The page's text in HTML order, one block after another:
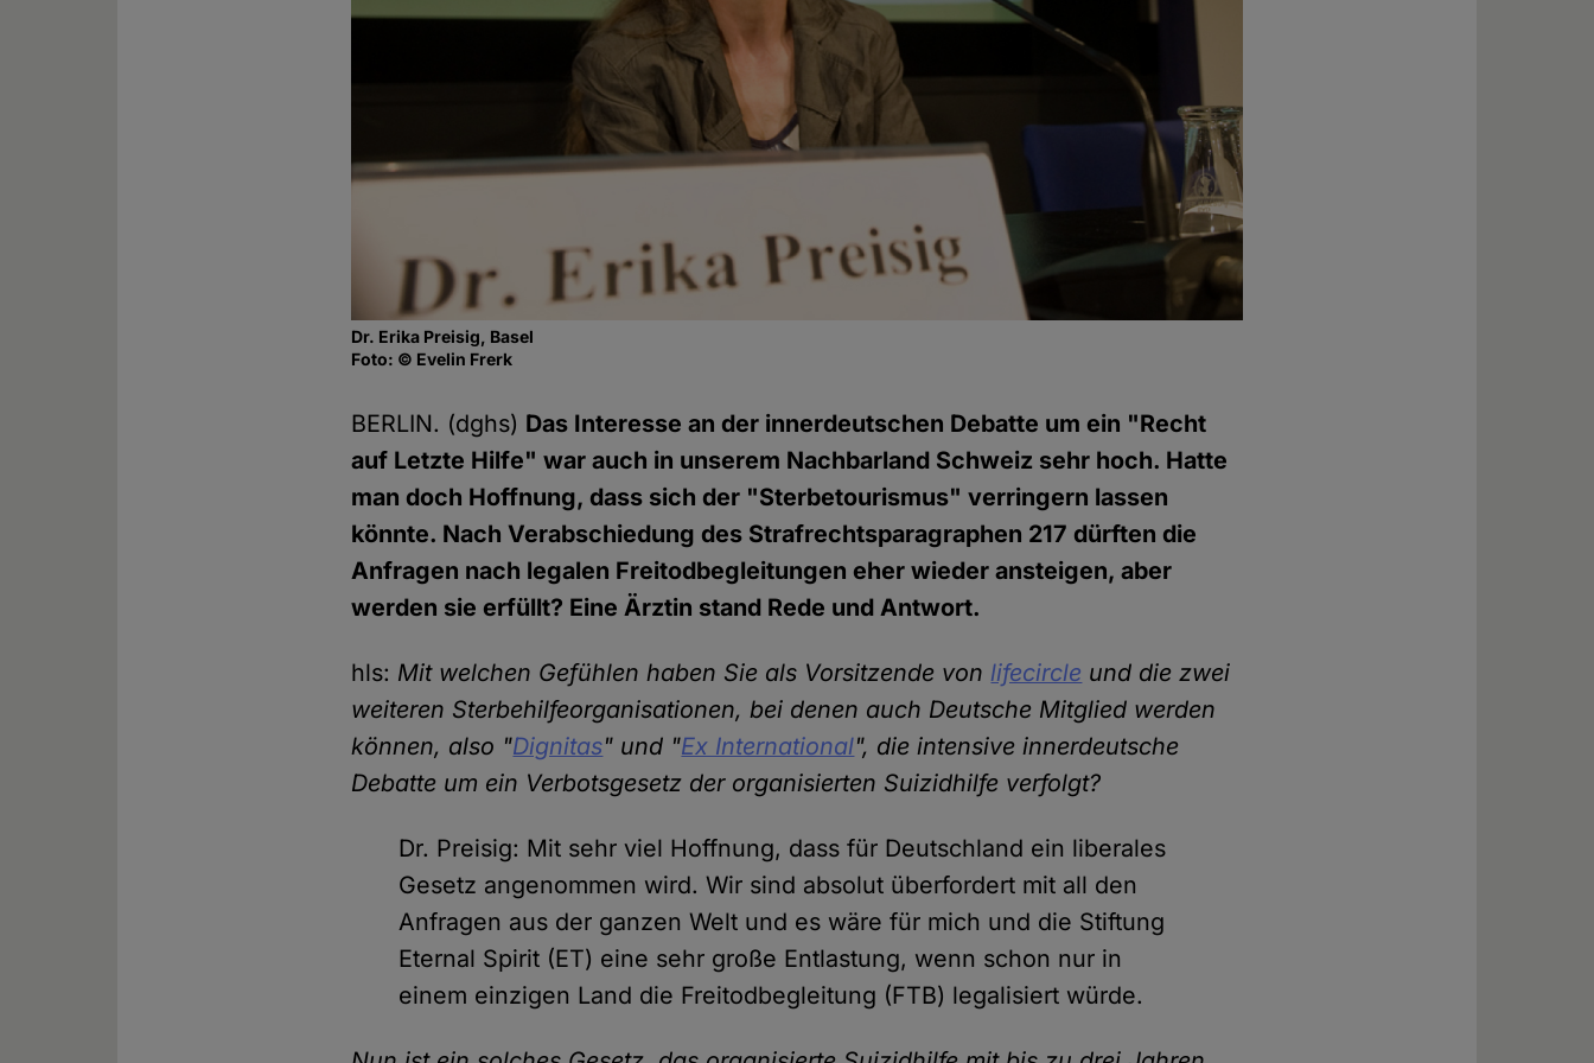
Dr. Erika Preisig, Basel
Foto: © Evelin Frerk
BERLIN. (dghs) Das Interesse an der innerdeutschen Debatte um ein "Recht
auf Letzte Hilfe" war auch in unserem Nachbarland Schweiz sehr hoch. Hatte
man doch Hoffnung, dass sich der "Sterbetourismus" verringern lassen
könnte. Nach Verabschiedung des Strafrechtsparagraphen 217 dürften die
Anfragen nach legalen Freitodbegleitungen eher wieder ansteigen, aber
werden sie erfüllt? Eine Ärztin stand Rede und Antwort.
hls: Mit welchen Gefühlen haben Sie als Vorsitzende von lifecircle und die zwei
weiteren Sterbehilfeorganisationen, bei denen auch Deutsche Mitglied werden
können, also "Dignitas" und "Ex International", die intensive innerdeutsche
Debatte um ein Verbotsgesetz der organisierten Suizidhilfe verfolgt?
Dr. Preisig: Mit sehr viel Hoffnung, dass für Deutschland ein liberales
Gesetz angenommen wird. Wir sind absolut überfordert mit all den
Anfragen aus der ganzen Welt und es wäre für mich und die Stiftung
Eternal Spirit (ET) eine sehr große Entlastung, wenn schon nur in
einem einzigen Land die Freitodbegleitung (FTB) legalisiert würde.